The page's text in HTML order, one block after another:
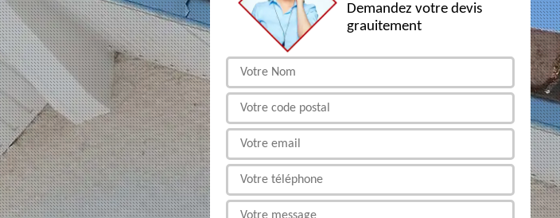
Demandez votre devis
grauitement